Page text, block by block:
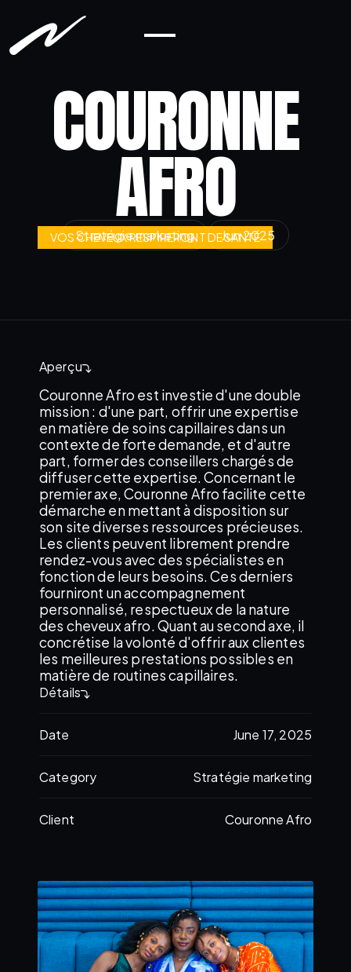
COURONNE
AFRO
VOS CHEVEUX RESPIRERONT DE SANTÉ
Stratégie marketing Jun 2025
Aperçu
Couronne Afro est investie d'une double
mission : d'une part, offrir une expertise
en matière de soins capillaires dans un
contexte de forte demande, et d'autre
part, former des conseillers chargés de
diffuser cette expertise. Concernant le
premier axe, Couronne Afro facilite cette
démarche en mettant à disposition sur
son site diverses ressources précieuses.
Les clients peuvent librement prendre
rendez-vous avec des spécialistes en
fonction de leurs besoins. Ces derniers
fourniront un accompagnement
personnalisé, respectueux de la nature
des cheveux afro. Quant au second axe, il
concrétise la volonté d'offrir aux clientes
les meilleures prestations possibles en
matière de routines capillaires.
Détails
Date June 17, 2025
Category Stratégie marketing
Client Couronne Afro